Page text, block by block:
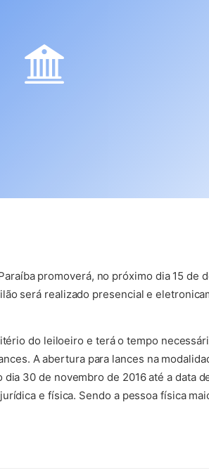
promoverá, no próximo dia 15 de
será realizado presencial e
do leiloeiro e terá o tempo
A abertura para lances na
30 de novembro de 2016 até a data
e física. Sendo a pessoa física
nova aba)